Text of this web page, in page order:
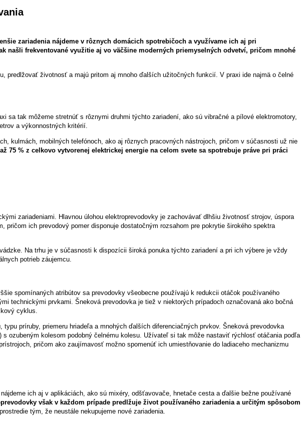
zariadenia nájdeme v rôznych domácich spotrebičoch a využívame ich aj pri
frekventované využitie aj vo väčšine moderných priemyselných odvetví, pričom mnohé
predlžovať životnosť a majú pritom aj mnoho ďalších užitočných funkcií. V praxi ide najmä o čelné
sa tak môžeme stretnúť s rôznymi druhmi týchto zariadení, ako sú vibračné a pílové elektromotory,
a výkonnostných kritérií.
kulmách, mobilných telefónoch, ako aj rôznych pracovných nástrojoch, pričom v súčasnosti už nie
75 % z celkovo vytvorenej elektrickej energie na celom svete sa spotrebuje práve pri práci
zariadeniami. Hlavnou úlohou elektroprevodovky je zachovávať dlhšiu životnosť strojov, úspora
ich prevodový pomer disponuje dostatočným rozsahom pre pokrytie širokého spektra
Na trhu je v súčasnosti k dispozícii široká ponuka týchto zariadení a pri ich výbere je vždy
potrieb záujemcu.
spomínaných atribútov sa prevodovky všeobecne používajú k redukcii otáčok používaného
technickými prvkami. Šneková prevodovka je tiež v niektorých prípadoch označovaná ako bočná
cyklus.
príruby, priemeru hriadeľa a mnohých ďalších diferenciačných prvkov. Šneková prevodovka
ozubeným kolesom podobný čelnému kolesu. Užívateľ si tak môže nastaviť rýchlosť otáčania podľa
pričom ako zaujímavosť možno spomenúť ich umiestňovanie do ladiaceho mechanizmu
ich aj v aplikáciách, ako sú mixéry, odšťavovače, hnetače cesta a ďalšie bežne používané
však v každom prípade predlžuje život používaného zariadenia a určitým spôsobom
tým, že neustále nekupujeme nové zariadenia.